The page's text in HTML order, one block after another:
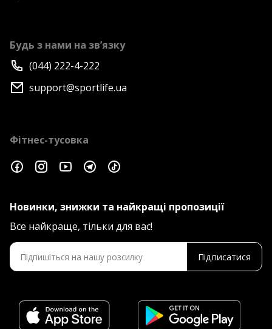
Будь з нами на зв’язку
(044) 222-4-222
support@sportlife.ua
Фітнес-тусовка
Новинки, знижки та найкращі пропозиції
Все найкраще, тільки для вас!
Підписатися